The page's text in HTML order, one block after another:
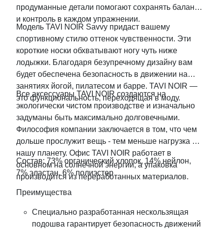
продуманные детали помогают сохранять баланс
и контроль в каждом упражнении.
Модель TAVI NOIR Savvy придаст вашему
спортивному стилю оттенок чувственности. Эти
короткие носки обхватывают ногу чуть ниже
лодыжки. Благодаря безупречному дизайну вам
будет обеспечена безопасноcть в движении на
занятиях йогой, пилатесом и барре. TAVI NOIR —
это функциональность, переходящая в моду.
Все аксессуары TAVI NOIR создаются на
экологически чистом производстве и изначально
задуманы быть максимально долговечными.
Философия компании заключается в том, что чем
дольше прослужит вещь - тем меньше нагрузка на
нашу планету. Офис TAVI NOIR работает в
основном на солнечной энергии, а упаковка
производится из переработанных материалов.
Состав: 73% органический хлопок, 14% нейлон,
7% эластан, 6% полиэстер
Преимущества
Специально разработанная нескользящая
подошва гарантирует безопасность движений